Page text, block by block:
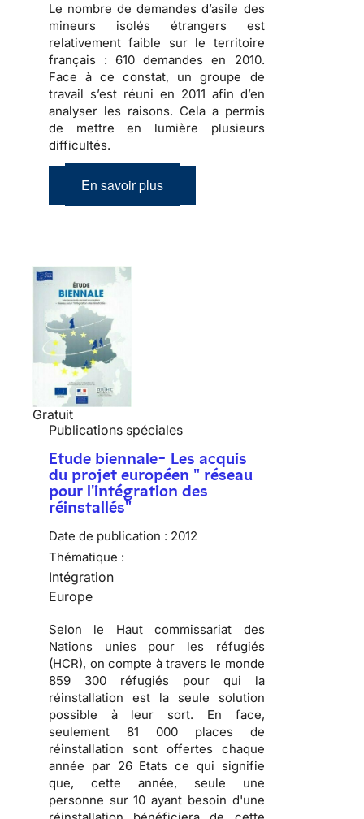
Le nombre de demandes d’asile des
mineurs isolés étrangers est
relativement faible sur le territoire
français : 610 demandes en 2010.
Face à ce constat, un groupe de
travail s’est réuni en 2011 afin d’en
analyser les raisons. Cela a permis
de mettre en lumière plusieurs
difficultés.
En savoir plus
Gratuit
Publications spéciales
Etude biennale- Les acquis
du projet européen " réseau
pour l'intégration des
réinstallés"
Date de publication : 2012
Thématique :
Intégration
Europe
Selon le Haut commissariat des
Nations unies pour les réfugiés
(HCR), on compte à travers le monde
859 300 réfugiés pour qui la
réinstallation est la seule solution
possible à leur sort. En face,
seulement 81 000 places de
réinstallation sont offertes chaque
année par 26 Etats ce qui signifie
que, cette année, seule une
personne sur 10 ayant besoin d'une